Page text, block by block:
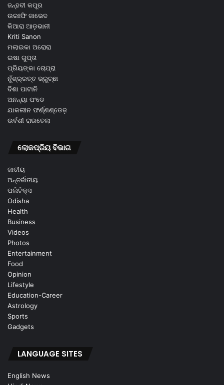
ଜନ୍ହବୀ କପୂର
ଉରଃଫି ଜାଭେଦ
କିଆରା ଆଡ଼ଭାନୀ
Kriti Sanon
ମଲାଇକା ଅରୋରା
ଇଷା ଗୁପ୍ତା
ପ୍ରିୟଙ୍କା ଚୋପ୍ରା
ନୁଁଶ୍ର୍ରତ୍ତ ଭ୍ରୁଚ୍ଛା
ଦିଶା ପାଟାନି
ଅନନ୍ୟା ପଂଡେ
ଯାକଲୀନ ଫର୍ଣ୍ଣଣ୍ଡେଜ଼
ଉର୍ବଶୀ ରାଉତେଲା
ଲୋକପ୍ରିୟ ବିଭାଗ
ଜାତୀୟ
ଅନ୍ତର୍ଜାତୀୟ
ପଲିଟିକ୍ସ
Odisha
Health
Business
Videos
Photos
Entertainment
Food
Opinion
Lifestyle
Education-Career
Astrology
Sports
Gadgets
LANGUAGE SITES
English News